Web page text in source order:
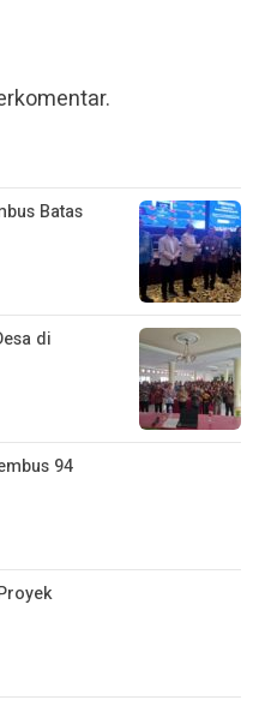
Batas
di
94